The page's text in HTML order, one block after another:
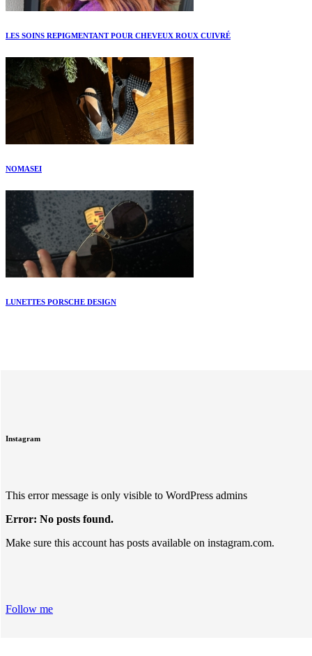
LES SOINS REPIGMENTANT POUR CHEVEUX ROUX CUIVRÉ
NOMASEI
LUNETTES PORSCHE DESIGN
Instagram
This error message is only visible to WordPress admins
Error: No posts found.
Make sure this account has posts available on instagram.com.
Follow me